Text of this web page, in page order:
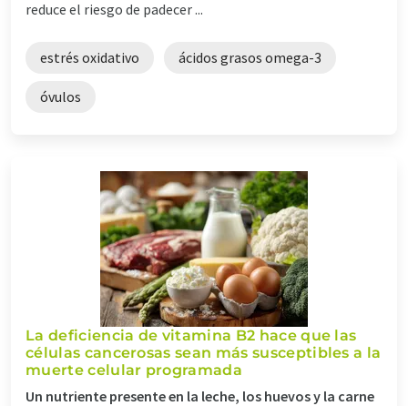
reduce el riesgo de padecer ...
estrés oxidativo ácidos grasos omega-3
óvulos
La deficiencia de vitamina B2 hace que las
células cancerosas sean más susceptibles a la
muerte celular programada
Un nutriente presente en la leche, los huevos y la carne